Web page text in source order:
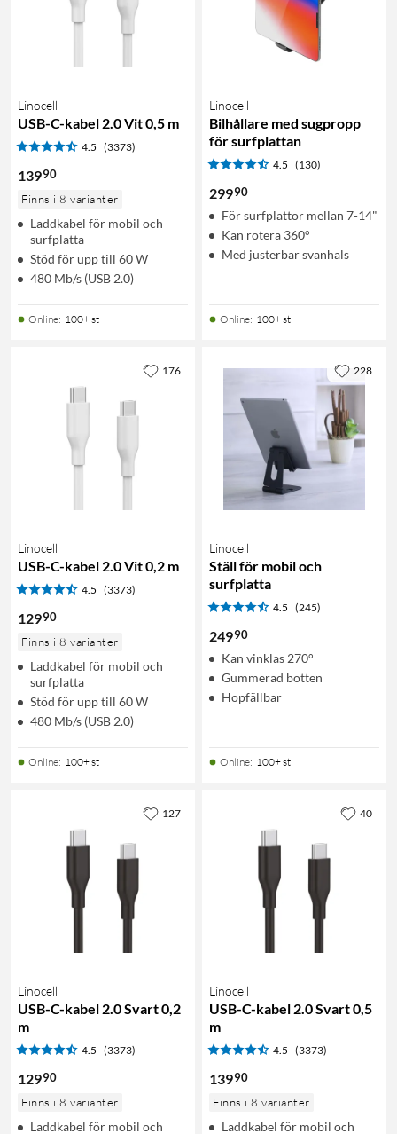
Linocell
USB-C-kabel 2.0 Vit 0,5 m
4.5 (3373)
13990
Finns i 8 varianter
Laddkabel för mobil och
surfplatta
Stöd för upp till 60 W
480 Mb/s (USB 2.0)
Online: 100+ st
Linocell
Bilhållare med sugpropp
för surfplattan
4.5 (130)
29990
För surfplattor mellan 7-14"
Kan rotera 360°
Med justerbar svanhals
Online: 100+ st
Linocell
USB-C-kabel 2.0 Vit 0,2 m
4.5 (3373)
12990
Finns i 8 varianter
Laddkabel för mobil och
surfplatta
Stöd för upp till 60 W
480 Mb/s (USB 2.0)
Online: 100+ st
176
Linocell
Ställ för mobil och
surfplatta
4.5 (245)
24990
Kan vinklas 270°
Gummerad botten
Hopfällbar
Online: 100+ st
228
Linocell
USB-C-kabel 2.0 Svart 0,2
m
4.5 (3373)
12990
Finns i 8 varianter
Laddkabel för mobil och
127
Linocell
USB-C-kabel 2.0 Svart 0,5
m
4.5 (3373)
13990
Finns i 8 varianter
Laddkabel för mobil och
40